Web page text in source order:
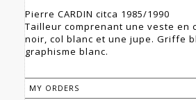
Pierre CARDIN citca 1985/1990
Tailleur comprenant une veste en
noir, col blanc et une jupe. Griffe
graphisme blanc.
MY ORDERS